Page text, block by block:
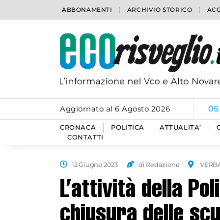
ABBONAMENTI ARCHIVIO STORICO
Aggiornato al 6 Agosto 2026
CRONACA POLITICA ATTUALITA’
CONTATTI
12 Giugno 2023 di Redazione
L’attività della